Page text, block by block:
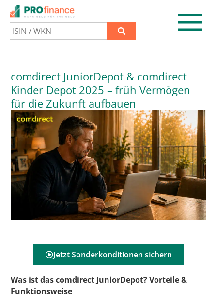
comdirect JuniorDepot & comdirect
Kinder Depot 2025 – früh Vermögen
für die Zukunft aufbauen
Jetzt Sonderkonditionen sichern
Was ist das comdirect JuniorDepot? Vorteile &
Funktionsweise